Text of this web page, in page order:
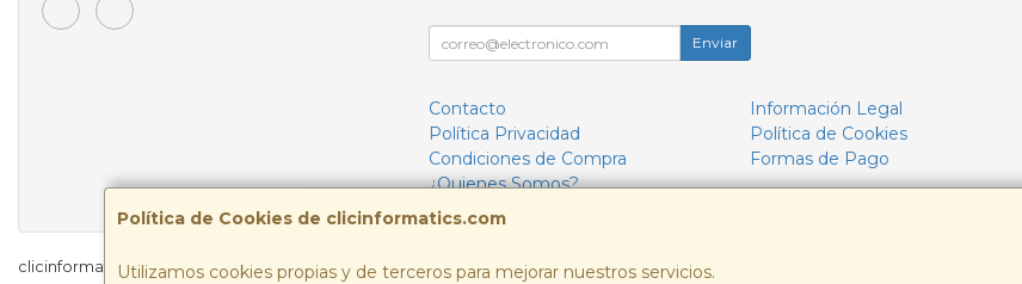
Política de Cookies de clicinformatics.com
Utilizamos cookies propias y de terceros para mejorar nuestros servicios.
Enviar
Contacto
Información Legal
Política Privacidad
Política de Cookies
Condiciones de Compra
Formas de Pago
¿Quienes Somos?
clicinformatics.com © 2026